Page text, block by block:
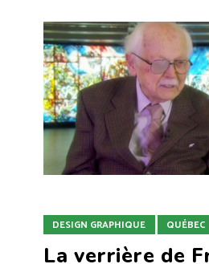
DESIGN GRAPHIQUE QUÉBEC
La verrière de